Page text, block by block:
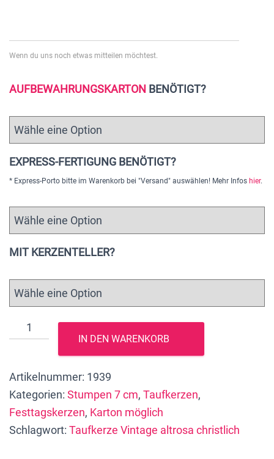
Wenn du uns noch etwas mitteilen möchtest.
AUFBEWAHRUNGSKARTON BENÖTIGT?
EXPRESS-FERTIGUNG BENÖTIGT?
* Express-Porto bitte im Warenkorb bei "Versand" auswählen! Mehr Infos hier.
MIT KERZENTELLER?
Taufkerze
"Vintage
christlich",
25
x
7
IN DEN WARENKORB
Artikelnummer: 1939
Kategorien: Stumpen 7 cm, Taufkerzen,
Festtagskerzen, Karton möglich
Schlagwort: Taufkerze Vintage altrosa christlich